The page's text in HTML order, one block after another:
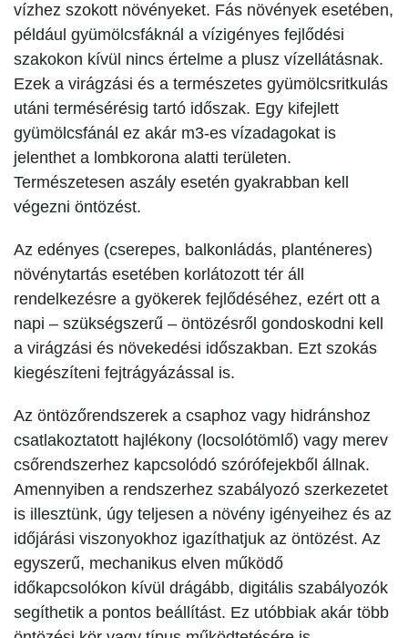
vízhez szokott növényeket. Fás növények esetében,
például gyümölcsfáknál a vízigényes fejlődési
szakokon kívül nincs értelme a plusz vízellátásnak.
Ezek a virágzási és a természetes gyümölcsritkulás
utáni termésérésig tartó időszak. Egy kifejlett
gyümölcsfánál ez akár m3-es vízadagokat is
jelenthet a lombkorona alatti területen.
Természetesen aszály esetén gyakrabban kell
végezni öntözést.
Az edényes (cserepes, balkonládás, planténeres)
növénytartás esetében korlátozott tér áll
rendelkezésre a gyökerek fejlődéséhez, ezért ott a
napi – szükségszerű – öntözésről gondoskodni kell
a virágzási és növekedési időszakban. Ezt szokás
kiegészíteni fejtrágyázással is.
Az öntözőrendszerek a csaphoz vagy hidránshoz
csatlakoztatott hajlékony (locsolótömlő) vagy merev
csőrendszerhez kapcsolódó szórófejekből állnak.
Amennyiben a rendszerhez szabályozó szerkezetet
is illesztünk, úgy teljesen a növény igényeihez és az
időjárási viszonyokhoz igazíthatjuk az öntözést. Az
egyszerű, mechanikus elven működő
időkapcsolókon kívül drágább, digitális szabályozók
segíthetik a pontos beállítást. Ez utóbbiak akár több